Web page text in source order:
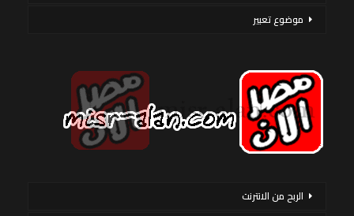
موضوع تعبير
الربح من الانترنت